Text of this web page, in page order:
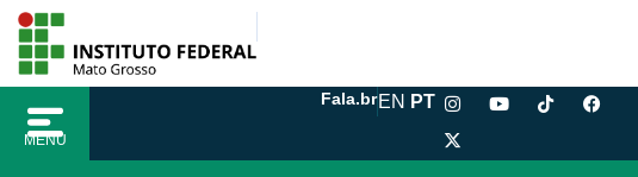
conteúdo
para
conteúdo
MENU
Fala.brEN PT
I
n
s
t
a
Y
o
u
T
i
o
F
a
b
X
-
t
w
i